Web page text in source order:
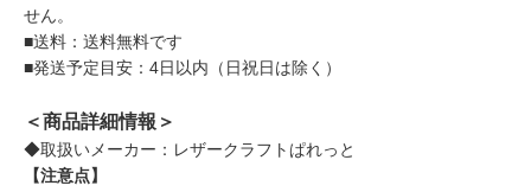
せん。
■送料：送料無料です
■発送予定目安：4日以内（日祝日は除く）
＜商品詳細情報＞
◆取扱いメーカー：レザークラフトぱれっと
【注意点】